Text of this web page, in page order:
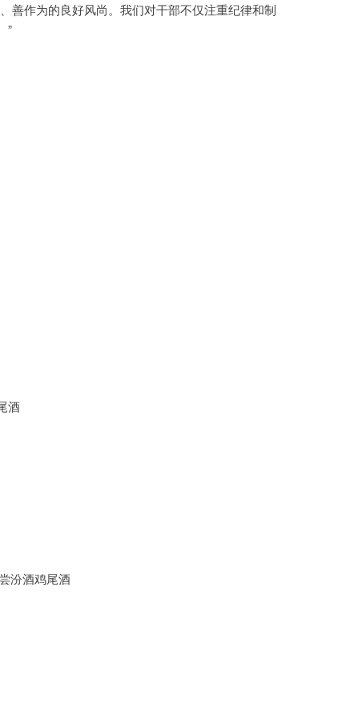
善作为的良好风尚。我们对干部不仅注重纪律和制
”
酒
汾酒鸡尾酒